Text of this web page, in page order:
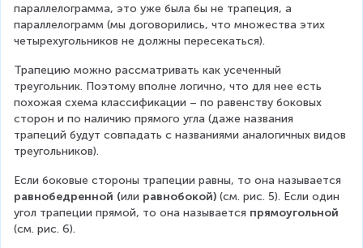
параллелограмма, это уже была бы не трапеция, а
параллелограмм (мы договорились, что множества этих
четырехугольников не должны пересекаться).
Трапецию можно рассматривать как усеченный
треугольник. Поэтому вполне логично, что для нее есть
похожая схема классификации – по равенству боковых
сторон и по наличию прямого угла (даже названия
трапеций будут совпадать с названиями аналогичных видов
треугольников).
Если боковые стороны трапеции равны, то она называется
равнобедренной (или равнобокой) (см. рис. 5). Если один
угол трапеции прямой, то она называется прямоугольной
(см. рис. 6).